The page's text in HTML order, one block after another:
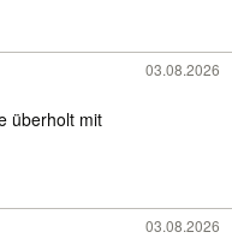
03.08.2026
überholt mit
03.08.2026